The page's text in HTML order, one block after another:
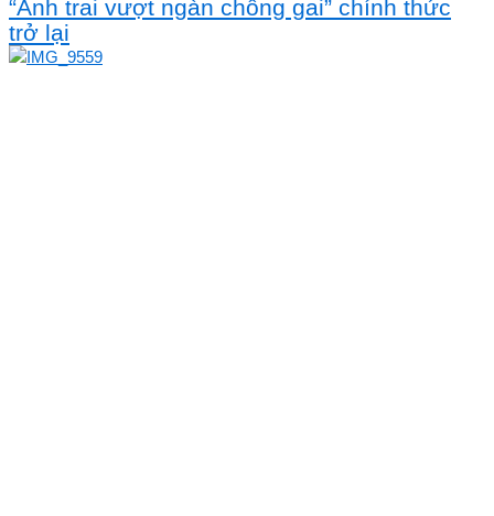
“Anh trai vượt ngàn chông gai” chính thức
trở lại